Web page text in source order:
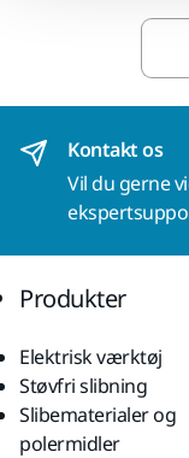
Kontakt os
Vil du gerne
Produkter
Elektrisk værktøj
Støvfri slibning
Slibematerialer og
polermidler